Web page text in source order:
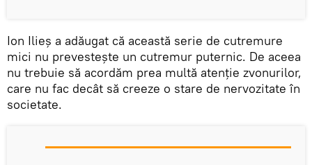
Ion Ilieș a adăugat că această serie de cutremure
mici nu prevestește un cutremur puternic. De aceea
nu trebuie să acordăm prea multă atenție zvonurilor,
care nu fac decât să creeze o stare de nervozitate în
societate.